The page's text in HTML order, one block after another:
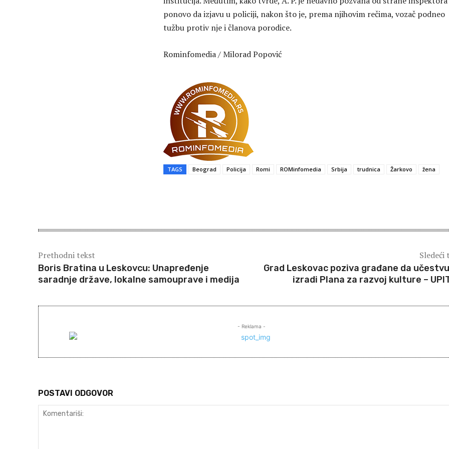
ponovo da izjavu u policiji, nakon što je, prema njihovim rečima, vozač podneo
tužbu protiv nje i članova porodice.
Rominfomedia / Milorad Popović
TAGS Beograd Policija Romi ROMinfomedia Srbija trudnica Žarkovo žena
Prethodni tekst
Boris Bratina u Leskovcu: Unapređenje
saradnje države, lokalne samouprave i medija
Sledeći
Grad Leskovac poziva građane da
izradi Plana za razvoj kulture –
- Reklama -
POSTAVI ODGOVOR